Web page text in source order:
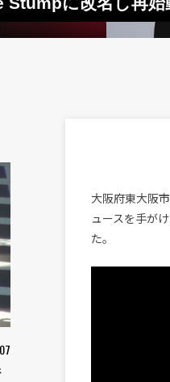
大阪府東大阪
ュースを手が
た。